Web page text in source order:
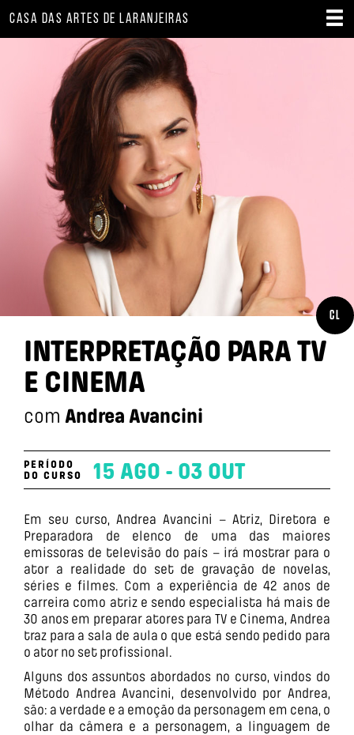
CASA DAS ARTES DE LARANJEIRAS
CL
INTERPRETAÇÃO PARA TV
E CINEMA
com Andrea Avancini
PERÍODO
DO CURSO
15 AGO - 03 OUT
Em seu curso, Andrea Avancini – Atriz, Diretora e
Preparadora de elenco de uma das maiores
emissoras de televisão do país – irá mostrar para o
ator a realidade do set de gravação de novelas,
séries e filmes. Com a experiência de 42 anos de
carreira como atriz e sendo especialista há mais de
30 anos em preparar atores para TV e Cinema, Andrea
traz para a sala de aula o que está sendo pedido para
o ator no set profissional.
Alguns dos assuntos abordados no curso, vindos do
Método Andrea Avancini, desenvolvido por Andrea,
são: a verdade e a emoção da personagem em cena, o
olhar da câmera e a personagem, a linguagem de